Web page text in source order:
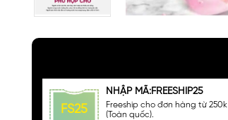
FS25
NHẬP MÃ:FREESHIP25
Freeship cho đơn hàng từ 250k
(Toàn quốc).